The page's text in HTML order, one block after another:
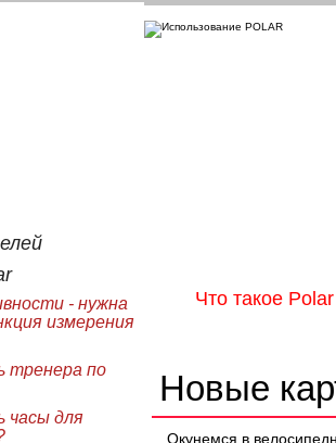
Что такое Polar
Новые
Окунемся в
- нужна
измерения
тренера по
часы для